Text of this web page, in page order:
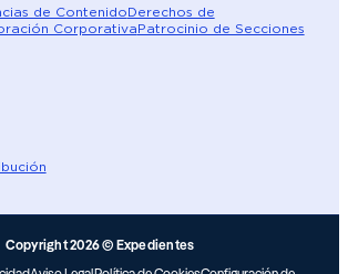
de ContenidoDerechos de
CorporativaPatrocinio de Secciones
Copyright 2026 © Expedientes